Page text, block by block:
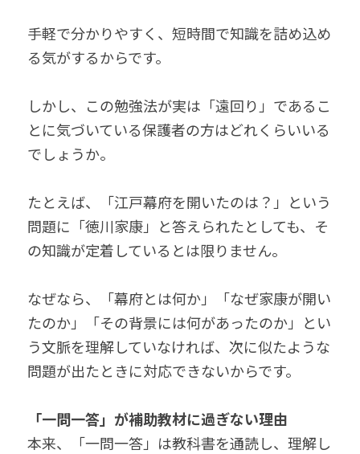
手軽で分かりやすく、短時間で知識を詰め込め
る気がするからです。
しかし、この勉強法が実は「遠回り」であるこ
とに気づいている保護者の方はどれくらいいる
でしょうか。
たとえば、「江戸幕府を開いたのは？」という
問題に「徳川家康」と答えられたとしても、そ
の知識が定着しているとは限りません。
なぜなら、「幕府とは何か」「なぜ家康が開い
たのか」「その背景には何があったのか」とい
う文脈を理解していなければ、次に似たような
問題が出たときに対応できないからです。
「一問一答」が補助教材に過ぎない理由
本来、「一問一答」は教科書を通読し、理解し